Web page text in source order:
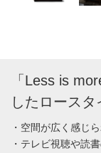
「Less is
したロース
・空間が広く感じ
・テレビ視聴や読